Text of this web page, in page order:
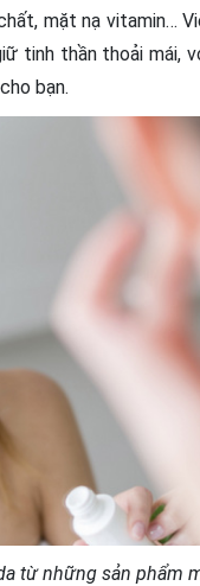
mặt nạ vitamin…
tinh thần thoải mái,
bạn.
từ những sản phẩm